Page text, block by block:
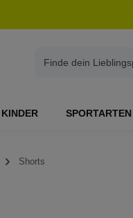
KINDER SPORTARTEN
Shorts